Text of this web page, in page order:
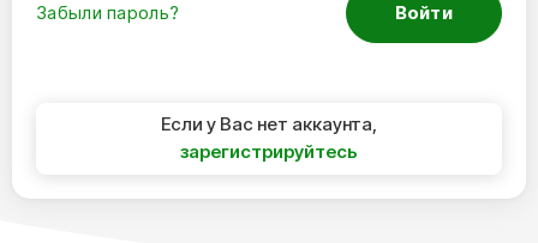
Забыли пароль? Войти
Если у Вас нет аккаунта,
зарегистрируйтесь